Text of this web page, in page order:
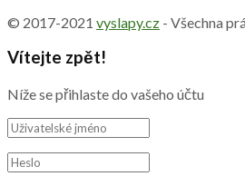
© 2017-2021 vyslapy.cz - Všechna
Vítejte zpět!
Níže se přihlaste do vašeho účtu